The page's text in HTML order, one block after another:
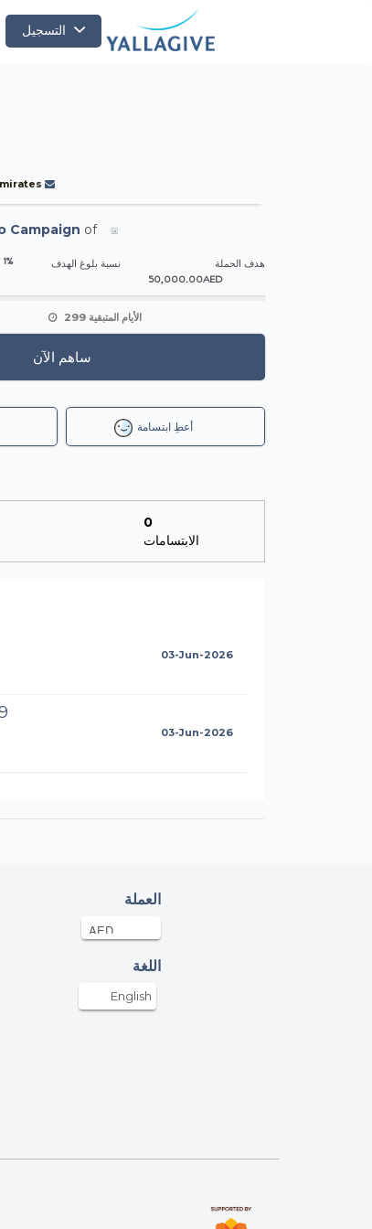
Campaign of
نسبة بلوغ الهدف 1% هدف الحملة
50,000.00AED
299 الأيام المتبقية
ساهم الآن
أعطِ ابتسامة
0
الابتسامات
03-Jun-2026
03-Jun-2026
العملة
اللغة
English